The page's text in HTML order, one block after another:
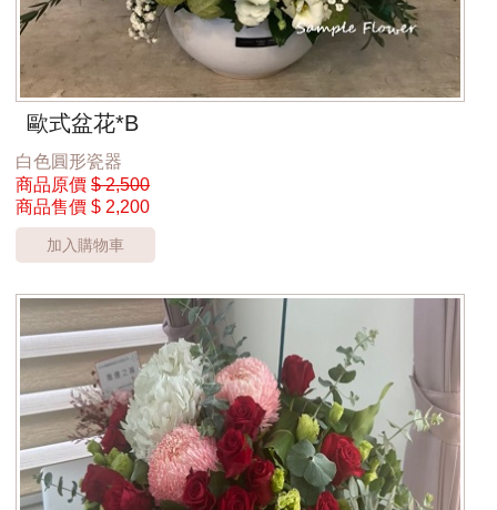
歐式盆花*B
白色圓形瓷器
商品原價 $ 2,500
商品售價 $ 2,200
加入購物車